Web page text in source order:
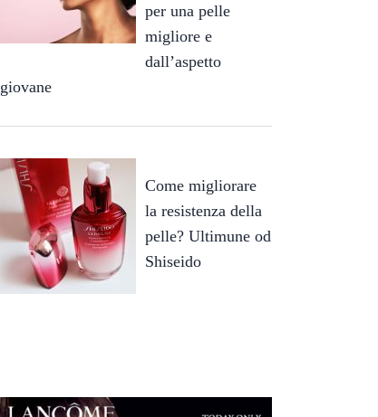
per una pelle
migliore e
dall’aspetto
giovane
Come migliorare
la resistenza della
pelle? Ultimune od
Shiseido